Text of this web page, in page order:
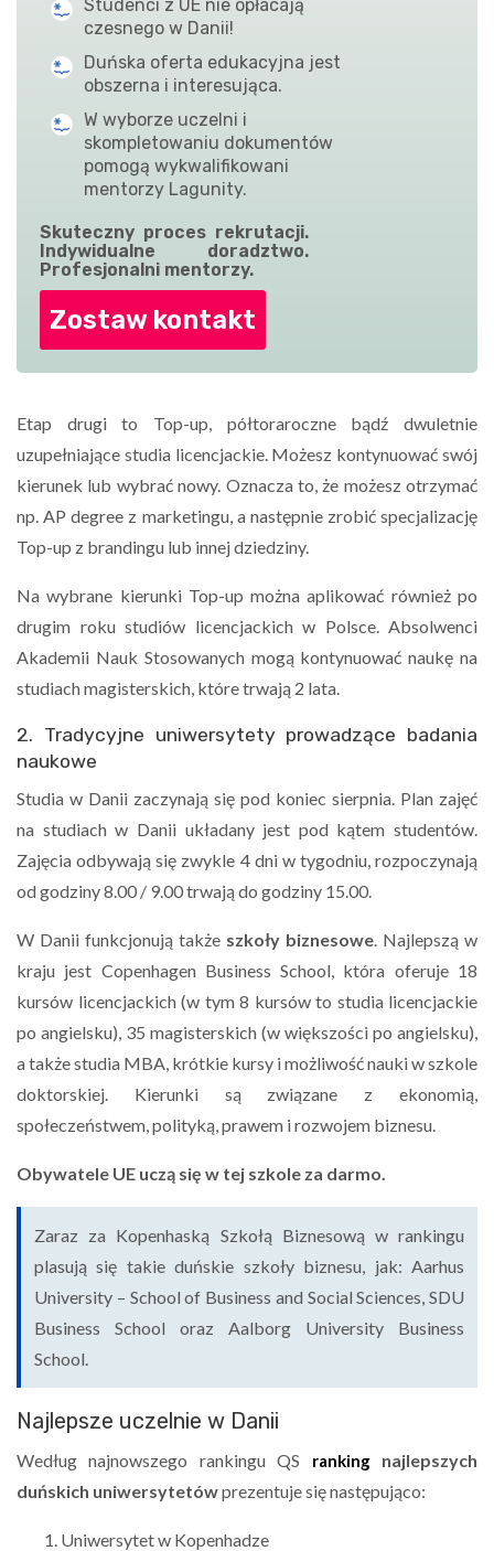
Studenci z UE nie opłacają
czesnego w Danii!
Duńska oferta edukacyjna jest
obszerna i interesująca.
W wyborze uczelni i
skompletowaniu dokumentów
pomogą wykwalifikowani
mentorzy Lagunity.
Skuteczny proces rekrutacji.
Indywidualne doradztwo.
Profesjonalni mentorzy.
Zostaw kontakt
Etap drugi to Top-up, półtoraroczne bądź dwuletnie
uzupełniające studia licencjackie. Możesz kontynuować swój
kierunek lub wybrać nowy. Oznacza to, że możesz otrzymać
np. AP degree z marketingu, a następnie zrobić specjalizację
Top-up z brandingu lub innej dziedziny.
Na wybrane kierunki Top-up można aplikować również po
drugim roku studiów licencjackich w Polsce. Absolwenci
Akademii Nauk Stosowanych mogą kontynuować naukę na
studiach magisterskich, które trwają 2 lata.
2. Tradycyjne uniwersytety prowadzące badania
naukowe
Studia w Danii zaczynają się pod koniec sierpnia. Plan zajęć
na studiach w Danii układany jest pod kątem studentów.
Zajęcia odbywają się zwykle 4 dni w tygodniu, rozpoczynają
od godziny 8.00 / 9.00 trwają do godziny 15.00.
W Danii funkcjonują także szkoły biznesowe . Najlepszą w
kraju jest Copenhagen Business School, która oferuje 18
kursów licencjackich (w tym 8 kursów to studia licencjackie
po angielsku), 35 magisterskich (w większości po angielsku),
a także studia MBA, krótkie kursy i możliwość nauki w szkole
doktorskiej. Kierunki są związane z ekonomią,
społeczeństwem, polityką, prawem i rozwojem biznesu.
Obywatele UE uczą się w tej szkole za darmo.
Zaraz za Kopenhaską Szkołą Biznesową w rankingu
plasują się takie duńskie szkoły biznesu, jak: Aarhus
University – School of Business and Social Sciences, SDU
Business School oraz Aalborg University Business
School.
Najlepsze uczelnie w Danii
Według najnowszego rankingu QS rankingnajlepszych
duńskich uniwersytetówprezentuje się następująco:
Uniwersytet w Kopenhadze